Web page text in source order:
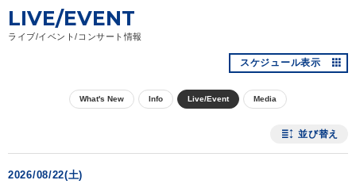
ジャンル
LIVE/EVENT
ライブ/イベント/コンサート情報
スケジュール表示
What's New Info Live/Event Media
並び替え
2026/08/22(土)